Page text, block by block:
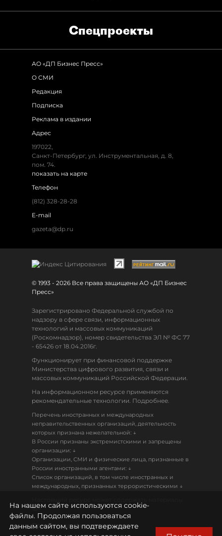
Спец­проекты
АО «ДП Бизнес Пресс»
О СМИ
Редакция
Подписка
Реклама в издании
Адрес
197022,
Санкт-Петербург, ул. Инструментальная, д. 8,
пом. 74.
показать на карте
Телефон
(812) 328-28-28
E-mail
gazeta@dp.ru
© 1993 - 2026 Все права защищены АО «ДП Бизнес
Пресс»
Зарегистрировано Федеральной службой по
надзору в сфере связи, информационных
технологий и массовых коммуникаций
(Роскомнадзор), номер свидетельства ЭЛ № ФС 77
- 65426 от 18.04.2016г.
Функционирует при финансовой поддержке
Министерства цифрового развития, связи и
массовых коммуникаций Российской Федерации.
На информационном ресурсе применяются
рекомендательные технологии. Подробнее.
Перечень иностранных и международных
неправительственных организаций, деятельность
которых признана нежелательной: ↓
В России признаны экстремистскими и запрещены
организации: ↓
Организации, СМИ и физические лица, признанные в
России иностранными агентами: ↓
Список организаций, в том числе иностранных и
международных, признанных террористическими ↓
18+
Политика конфиденциальности
На нашем сайте используются cookie-
файлы. Продолжая пользоваться
данным сайтом, вы подтверждаете